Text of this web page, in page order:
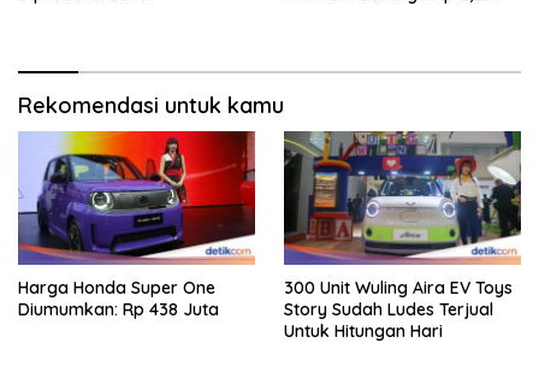
Rekomendasi untuk kamu
Harga Honda Super One
Diumumkan: Rp 438 Juta
300 Unit Wuling Aira EV Toys
Story Sudah Ludes Terjual
Untuk Hitungan Hari